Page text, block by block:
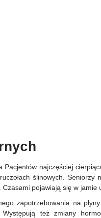
Pacjentów najczęściej
ślinowych. Seniorzy
pojawiają się w jamie
zapotrzebowania na
też zmiany